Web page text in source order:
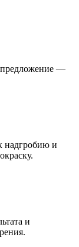
предложение —
надгробию и
и